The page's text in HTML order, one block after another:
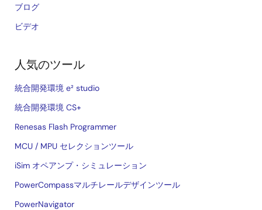
ブログ
ビデオ
人気のツール
統合開発環境 e² studio
統合開発環境 CS+
Renesas Flash Programmer
MCU / MPU セレクションツール
iSim オペアンプ・シミュレーション
PowerCompassマルチレールデザインツール
PowerNavigator